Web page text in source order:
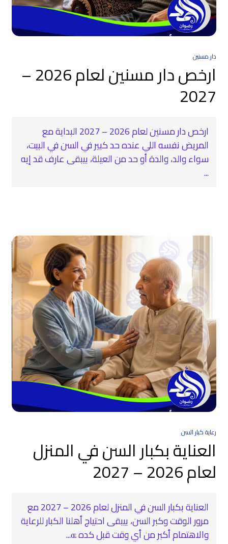
دار مسنين
ارخص دار مسنين لعام 2026 –
2027
ارخص دار مسنين لعام 2026 – 2027 البداية مع
المريض نفسه اللي عنده حد كبير في السن في البيت،
سواء والد، والدة أو حد من العيلة، بيبقى عارف قد إيه
...
رعاية كبار السن
العناية بكبار السن في المنزل
لعام 2026 – 2027
العناية بكبار السن في المنزل لعام 2026 – 2027 مع
مرور الوقت وكبر السن، بيبقى احتياج أهلنا الكبار للرعاية
والاهتمام أكبر من أي وقت قبل كده ɶ...